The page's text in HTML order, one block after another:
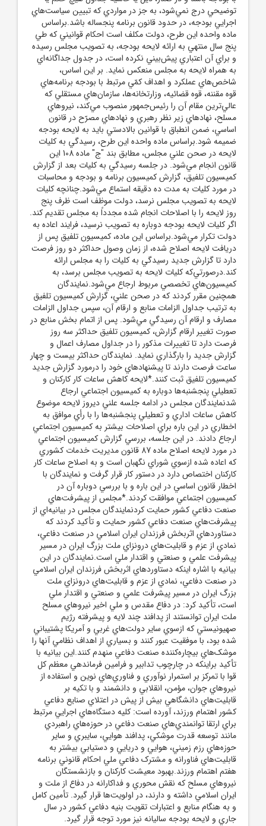
توضيحي درج نمي‌شود، به جز در مواردي که تبيين سياست‌هاي
اجرايي بودجه، در حدود قانون برنامه پنجساله باشد.براساس
ماده واحده اين طرح، دولت مکلف است احکام قوانيني که طي
پنج سال منتهي به ارائه لايحه بودجه، به تصويب مجلس رسيده
و براي آن اعتباري پيش‌بيني نکرده است، در جدول جداگانه‌اي
به همراه لايحه به مجلس منعکس نمايد. بر اين اساس،
شاخص‌هاي عملکرد و اهداف کمّي مرتبط با بودجه برنامه‌هاي
قوه مقننه، قوه قضائيه، وزارتخانه‌ها، سازمان‌هاي مستقلي که
عالي‌ترين مقام آن را رئيس‌جمهور منصوب مي‌کند، نيروهاي
مسلح، نهادهاي زير نظر رهبري و نهادهاي مصرّح در قانون
اساسي، ضمن انطباق با قوانين بالادستي بايد به لايحه بودجه
ضميمه شود.براساس ماده واحده اين طرح، رسيدگي به کليات
لايحه در صحن علني مجلس، مطابق بند "ج" ماده 108 اين
قانون انجام مي‌شود. در جلسه رسيدگي به کليات بعد از گزارش
کميسيون تلفيق، گزارش کميسيون برنامه و بودجه و محاسبات
در مورد کليات به مدت ده دقيقه استماع مي‌شود.چنانچه کليات
لايحه به تصويب مجلس نرسد، دولت موظف است ظرف پنج
روز لايحه را با اصلاحات انجام شده مجدداً به مجلس تقديم کند.
اگر کليات لايحه بودجه دوباره به تصويب نرسيد، فرايند اعاده به
دولت تکرار مي‌شود.براساس اين ماده، کميسيون تلفيق پس از
دريافت لايحه اصلاح شده، از زمان وصول حداکثر دو روز فرصت
دارد تا گزارش جديد رسيدگي به کليات را به مجلس ارائه
کند.درصورتي‌که کليات لايحه به تصويب مجلس برسد، به
کميسيون‌هاي تخصصي مربوط ارجاع مي‌شود.نمايندگان
همچنين مقرر کردند که در صحن علني، گزارش کميسيون تلفيق
به ترتيب جداول الزامات منابع و ارقام آن، سپس جداول الزامات
مصارف و ارقام آن رسيدگي مي‌شود. پس از اتمام بخش منابع در
صورت تغيير ارقام گزارش، کميسيون تلفيق حداکثر سه روز
فرصت دارد تا تغييرات مذکور را در جداول مصارف اعمال و
گزارش جديد را بارگذاري نمايد. نمايندگان حداکثر بيست و چهار
ساعت فرصت دارند تا پيشنهادهاي خود را درمورد گزارش جديد
کميسيون تلفيق ثبت کنند.*لايحه کاهش ساعات کار کارکنان و
تعطيلي پنجشنبه‌ها دوباره به کميسيون اجتماعي ارجاع
شدنمايندگان مجلس در ادامه جلسه علني ديروز لايحه موضوع
کاهش ساعات اداري و تعطيلي پنجشنبه‌ها را با رأي موافق به
اخطاري در اين باره براي اصلاحات بيشتر به کميسيون اجتماعي
ارجاع دادند. در اين جلسه، بررسي گزارش کميسيون اجتماعي
در مورد لايحه اصلاح ماده 87 قانون مديريت خدمات کشوري
که اعاده شده ازسوي شوراي نگهبان است و به اصلاح ساعات کار
کارکنان اختصاص دارد در دستور کار قرار گرفت و نمايندگان با
اخطار قانون اساسي در اين باره و با بررسي دوباره آن در
کميسيون اجتماعي موافقت کردند.*مجلس از پيشرفت‌هاي
صنعت دفاعي کشور حمايت کردنمايندگان مجلس در بيانيه‌اي از
پيشرفت‌هاي صنعت دفاعي کشور حمايت و تأکيد کردند که
دستاوردهاي اثربخش فرزندان ايران اسلامي در صنعت دفاعي،
نمادي از عزم و قابليت‌هاي درونزاي ملت بزرگ ايران در مسير
پيشرفت علمي و صنعتي و اقتدار ملي است.نمايندگان در اين
بيانيه با اشاره اينکه دستاوردهاي اثربخش فرزندان ايران اسلامي
در صنعت دفاعي، نمادي از عزم و قابليت‌هاي درونزاي ملت
بزرگ ايران در مسير پيشرفت علمي و صنعتي و اقتدار ملي
است، تأکيد کرد: در دفاع مقدس و ملي اخير نيروهاي مسلح
ملت ايران توانستند از پدافند چند لايه و پيشرفته رژيم
صهيونيستي که ازسوي ساير دولت‌هاي غربي و آمريکا پشتيباني
شده بود، با موفقيت عبور کنند و بسياري از اهداف نظامي آنها را
موشک‌هاي بيچاره‌کننده صنعت دفاعي منهدم کنند.اين بيانيه با
تأکيد براينکه در چارچوب تدابير و فرامين فرماندهي معظم کل
قوا با تمرکز بر استمرار نوآوري و فناوري‌هاي نوين و استفاده از
نيروهاي جوان، مؤمن، انقلابي و دانشمند و با تکيه بر
قابليت‌هاي دانشگاهي بيش از پيش در اعتلاي صنايع دفاعي
کشور اهتمام ورزند، آورده است: کليه دستگاه‌هاي اجرايي مرتبط
براي ارتقا توانمندي‌هاي صنعت دفاعي در حوزه‌هاي راهبردي
مانند توسعه قدرت موشکي، پدافند هوايي، سايبري و ساير
حوزه‌هاي رزم زميني، هوايي و دريايي و دستيابي بيشتر به
قابليت‌هاي فناورانه و مشترک دفاعي ملي احکام قانوني برنامه
هفتم اهتمام ورزند.بهبود معيشت کارکنان و بازنشستگان
نيروهاي مسلح که نقش محوري و فداکارانه در دفاع از ملت و
ايران اسلامي داشته و دارند، در اولويت‌ها قرار گيرد. تأمين کامل
و به هنگام منابع و اعتبارات تقويت بنيه دفاعي کشور در سال
جاري و لايحه بودجه ساليانه نيز مورد توجه قرار گيرد.